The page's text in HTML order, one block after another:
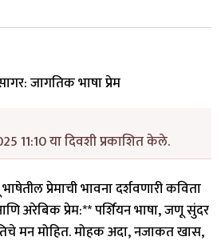
जागतिक भाषा प्रेम
11:10 या दिवशी प्रकाशित केले.
प्रेमाची भावना दर्शवणारी कविता
अरेबिक प्रेम:** पर्शियन भाषा, जणू सुंदर
मन मोहित. मोहक अदा, नजाकत खास,